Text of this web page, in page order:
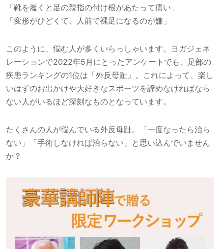
「靴を履くと足の親指の付け根があたって痛い」
「変形がひどくて、人前で裸足になるのが嫌」
このように、悩む人が多くいらっしゃいます。ヨガジェネ
レーションで2022年5月にとったアンケートでも、足部の
疾患ランキングの1位は「外反母趾」。これによって、楽し
いはずのお出かけや大好きなスポーツを諦めなければなら
ない人がいるほど深刻なものとなっています。
たくさんの人が悩んでいる外反母趾。「一度なったら治ら
ない」「手術しなければ治らない」と思い込んでいません
か？